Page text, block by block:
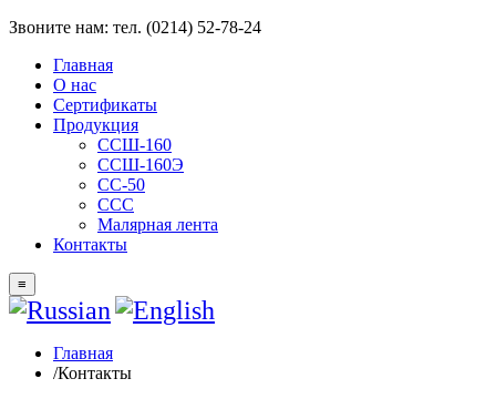
Звоните нам: тел. (0214) 52-78-24
Главная
О нас
Сертификаты
Продукция
ССШ-160
ССШ-160Э
СС-50
ССС
Малярная лента
Контакты
≡
Главная
/Контакты